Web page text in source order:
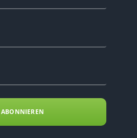
ABONNIEREN